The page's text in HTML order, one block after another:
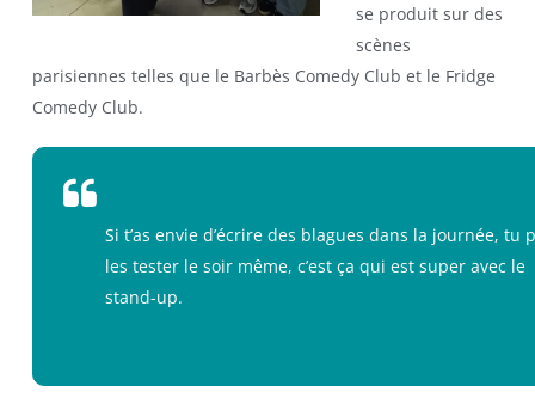
se produit sur des
scènes
parisiennes telles que le Barbès Comedy Club et le Fridge
Comedy Club.
Si t’as envie d’écrire des blagues dans la journée, tu
les tester le soir même, c’est ça qui est super avec le
stand-up.